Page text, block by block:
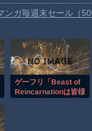
ンガ毎週末セール（
題
かずに墜落してしま
ックと衝突したドラ
攻させるおそロシア
ゲーフリ「Beast of
Reincarnationは皆様